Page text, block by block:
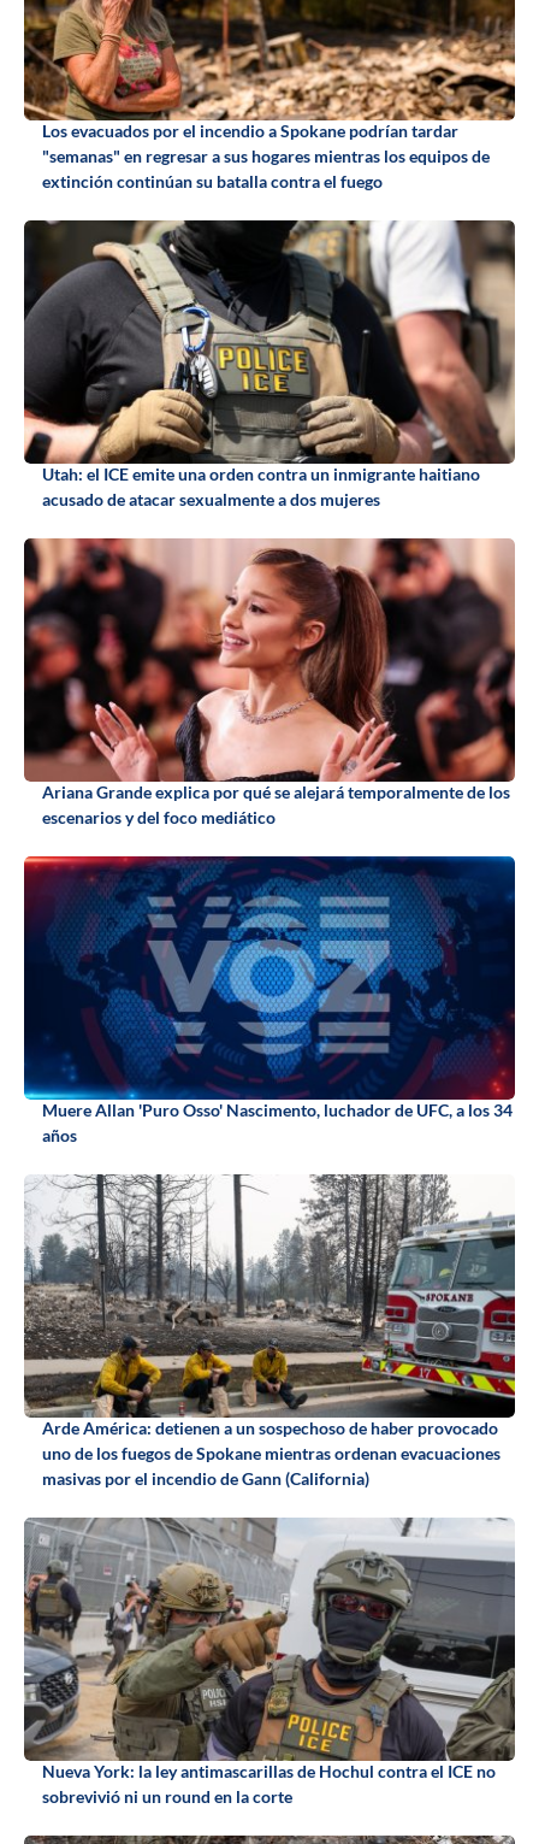
Los evacuados por el incendio a Spokane podrían tardar
"semanas" en regresar a sus hogares mientras los equipos de
extinción continúan su batalla contra el fuego
Utah: el ICE emite una orden contra un inmigrante haitiano
acusado de atacar sexualmente a dos mujeres
Ariana Grande explica por qué se alejará temporalmente de los
escenarios y del foco mediático
Muere Allan 'Puro Osso' Nascimento, luchador de UFC, a los 34
años
Arde América: detienen a un sospechoso de haber provocado
uno de los fuegos de Spokane mientras ordenan evacuaciones
masivas por el incendio de Gann (California)
Nueva York: la ley antimascarillas de Hochul contra el ICE no
sobrevivió ni un round en la corte